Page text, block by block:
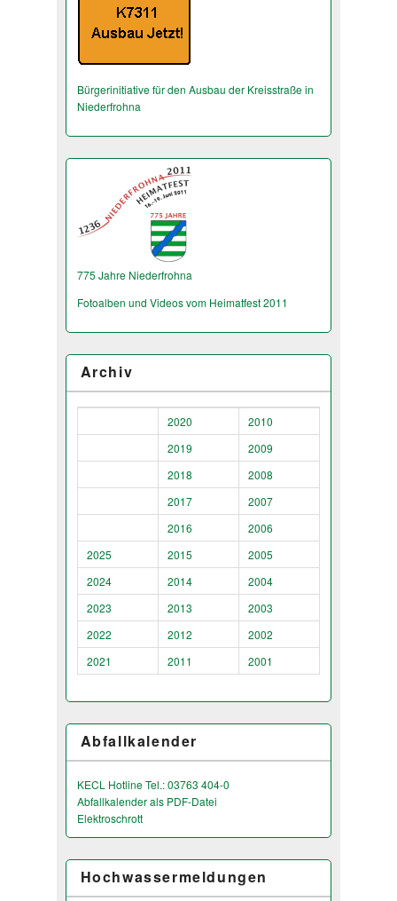
Bürgerinitiative für den Ausbau der Kreisstraße in
Niederfrohna
775 Jahre Niederfrohna
Fotoalben und Videos vom Heimatfest 2011
Archiv
2020
2010
2019
2009
2018
2008
2017
2007
2016
2006
2025
2015
2005
2024
2014
2004
2023
2013
2003
2022
2012
2002
2021
2011 2001
Abfallkalender
KECL Hotline Tel.: 03763 404-0
Abfallkalender als PDF-Datei
Elektroschrott
Hochwassermeldungen